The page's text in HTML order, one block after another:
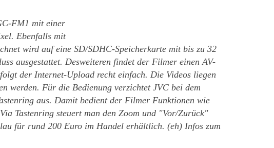
FM1 mit einer
Ebenfalls mit
wird auf eine SD/SDHC-Speicherkarte mit bis zu 32
ausgestattet. Desweiteren findet der Filmer einen AV-
der Internet-Upload recht einfach. Die Videos liegen
werden. Für die Bedienung verzichtet JVC bei dem
aus. Damit bedient der Filmer Funktionen wie
Tastenring steuert man den Zoom und "Vor/Zurück"
für rund 200 Euro im Handel erhältlich. (eh) Infos zum